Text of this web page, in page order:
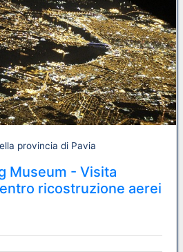
provincia di Pavia
Museum - Visita
ricostruzione aerei